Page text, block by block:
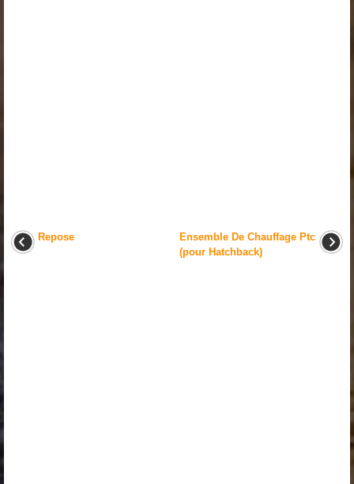
Repose
Ensemble De Chauffage Ptc
(pour Hatchback)